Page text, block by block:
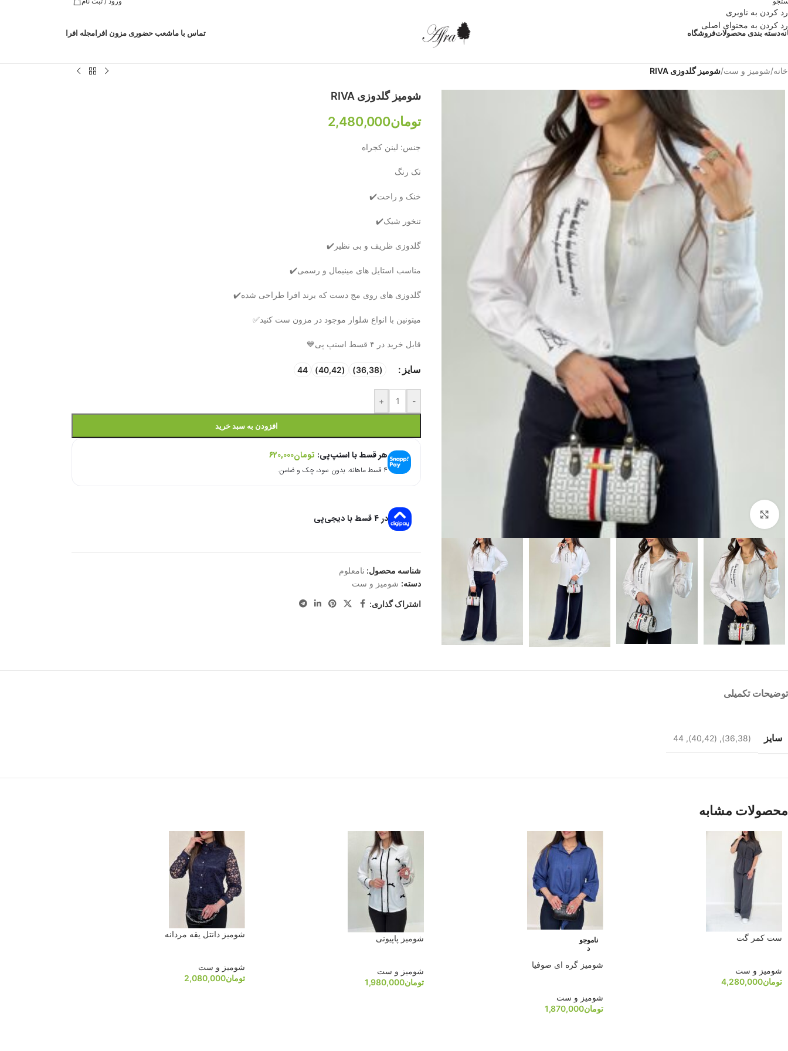
رد کردن به ناوبری
رد کردن به محتوای اصلی
دسته بندی محصولاتفروشگاه تماس با ماشعب حضوری مزون افرامجله افرا
خانه/شومیز و ست/شومیز گلدوزی RIVA
شومیز گلدوزی RIVA
تومان2,480,000
جنس: لینن کجراه
تک رنگ
خنک و راحت✔️
تنخور شیک✔️
گلدوزی ظریف و بی نظیر✔️
مناسب استایل های مینیمال و رسمی✔️
گلدوزی های روی مج دست که برند افرا طراحی شده✔️
میتونین با انواع شلوار موجود در مزون ست کنید✅
قابل خرید در ۴ قسط اسنپ پی💙
سایز (36,38)
(40,42)
44
-
+
افزودن به سبد خرید
هر قسط با اسنپ‌پی: تومان620,000
۴ قسط ماهانه. بدون سود، چک و ضامن.
در ۴ قسط با دیجی‌پی
شناسه محصول: نامعلوم
دسته: شومیز و ست
اشتراک گذاری:
توضیحات تکمیلی
سایز (36,38)
,
(40,42)
,
44
محصولات مشابه
ست کمر گت
شومیز و ست
تومان4,280,000
ناموجو
د
شومیز گره ای صوفیا
شومیز و ست
تومان1,870,000
شومیز پاپیونی
شومیز و ست
تومان1,980,000
شومیز دانتل یقه مردانه
شومیز و ست
تومان2,080,000